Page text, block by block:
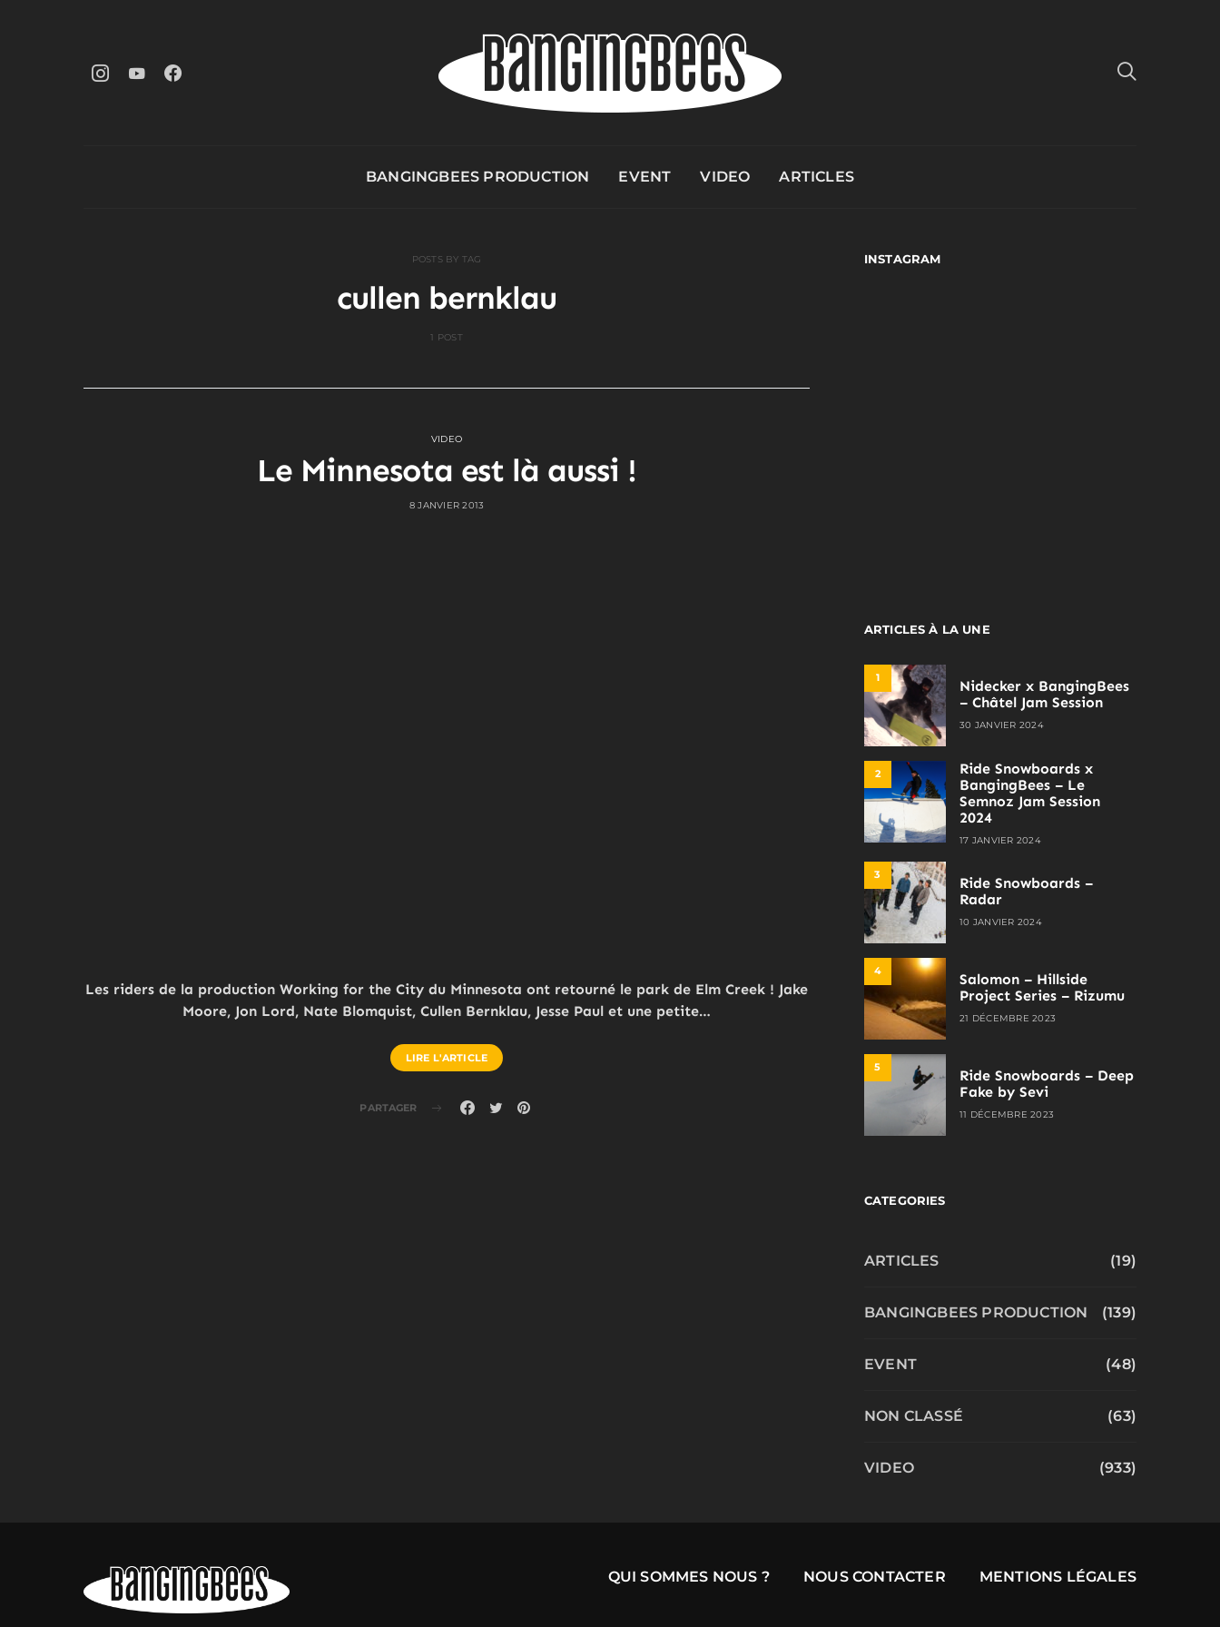
BANGINGBEES PRODUCTION EVENT VIDEO ARTICLES
POSTS BY TAG
cullen bernklau
1 POST
VIDEO
Le Minnesota est là aussi !
8 JANVIER 2013
Les riders de la production Working for the City du Minnesota ont retourné le park de Elm Creek ! Jake
Moore, Jon Lord, Nate Blomquist, Cullen Bernklau, Jesse Paul et une petite…
LIRE L'ARTICLE
PARTAGER
INSTAGRAM
ARTICLES À LA UNE
1
Nidecker x BangingBees
– Châtel Jam Session
30 JANVIER 2024
2
Ride Snowboards x
BangingBees – Le
Semnoz Jam Session
2024
17 JANVIER 2024
3
Ride Snowboards –
Radar
10 JANVIER 2024
4
Salomon – Hillside
Project Series – Rizumu
21 DÉCEMBRE 2023
5
Ride Snowboards – Deep
Fake by Sevi
11 DÉCEMBRE 2023
CATEGORIES
ARTICLES (19)
BANGINGBEES PRODUCTION (139)
EVENT (48)
NON CLASSÉ (63)
VIDEO (933)
QUI SOMMES NOUS ? NOUS CONTACTER MENTIONS LÉGALES